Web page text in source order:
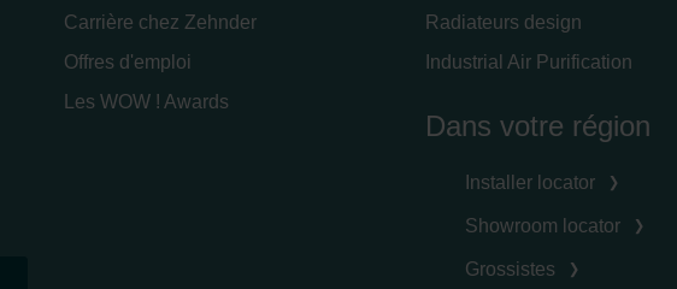
Carrière chez Zehnder
Offres d'emploi
Les WOW ! Awards
Radiateurs design
Industrial Air Purification
Dans votre région
Installer locator
Showroom locator
Grossistes